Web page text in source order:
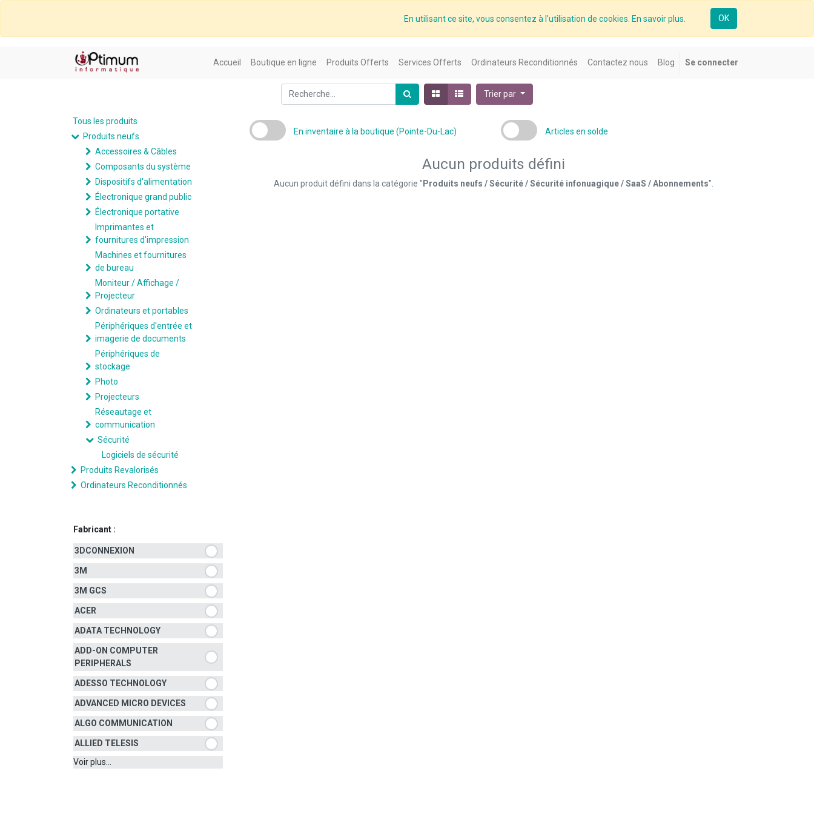
En utilisant ce site, vous consentez à l'utilisation de cookies. En savoir plus. OK
Accueil Boutique en ligne Produits Offerts Services Offerts Ordinateurs Reconditionnés Contactez nous Blog Se connecter
Trier par
Tous les produits
Produits neufs
Accessoires & Câbles
Composants du système
Dispositifs d'alimentation
Électronique grand public
Électronique portative
Imprimantes et
fournitures d'impression
Machines et fournitures
de bureau
Moniteur / Affichage /
Projecteur
Ordinateurs et portables
Périphériques d'entrée et
imagerie de documents
Périphériques de
stockage
Photo
Projecteurs
Réseautage et
communication
Sécurité
Logiciels de sécurité
Produits Revalorisés
Ordinateurs Reconditionnés
Fabricant :
3DCONNEXION
3M
3M GCS
ACER
ADATA TECHNOLOGY
ADD-ON COMPUTER
PERIPHERALS
ADESSO TECHNOLOGY
ADVANCED MICRO DEVICES
ALGO COMMUNICATION
ALLIED TELESIS
Voir plus...
En inventaire à la boutique (Pointe-Du-Lac) Articles en solde
Aucun produits défini
Aucun produit défini dans la catégorie " Produits neufs / Sécurité / Sécurité infonuagique / SaaS / Abonnements".